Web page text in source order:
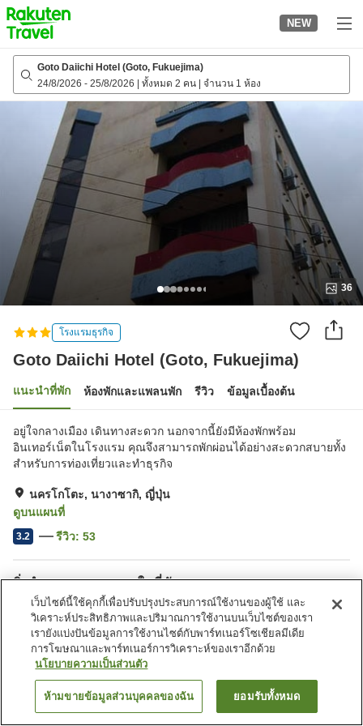
to
top
page
NEW
Goto Daiichi Hotel (Goto, Fukuejima)
24/8/2026 - 25/8/2026 ทั้งหมด 2 คน จำนวน 1 ห้อง
36
โรงแรมธุรกิจ
Goto Daiichi Hotel (Goto, Fukuejima)
แนะนำที่พัก ห้องพักและแพลนพัก รีวิว ข้อมูลเบื้องต้น
อยู่ใจกลางเมือง เดินทางสะดวก นอกจากนี้ยังมีห้องพักพร้อม
อินเทอร์เน็ตในโรงแรม คุณจึงสามารถพักผ่อนได้อย่างสะดวกสบายทั้ง
สำหรับการท่องเที่ยวและทำธุรกิจ
นครโกโตะ, นางาซากิ, ญี่ปุ่น
ดูบนแผนที่
3.2 รีวิว: 53
สิ่งอำนวยความสะดวกในที่พัก
ที่จอดรถ
สปา/บิวตี้ซาลอน
ตู้จำหน่ายอัตโนมัติ
ห้องจัดเลี้ยง
หน้าแรก ญี่ปุ่น นางาซากิ
Goto Daiichi Hotel (Goto, Fukuejima)
ค้นหาห้องพัก
เว็บไซต์นี้ใช้คุกกี้เพื่อปรับปรุงประสบการณ์ใช้งานของผู้ใช้ และ
วิเคราะห์ประสิทธิภาพและปริมาณการใช้งานบนเว็บไซต์ของเรา
เรายังแบ่งปันข้อมูลการใช้งานไซต์กับพาร์ทเนอร์โซเชียลมีเดีย
การโฆษณาและพาร์ทเนอร์การวิเคราะห์ของเราอีกด้วย
นโยบายความเป็นส่วนตัว
ห้ามขายข้อมูลส่วนบุคคลของฉัน ยอมรับทั้งหมด